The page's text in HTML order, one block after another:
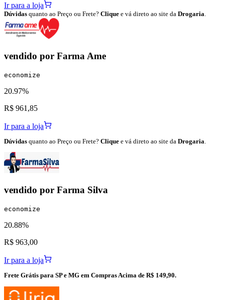
Ir para a loja
Dúvidas quanto ao Preço ou Frete? Clique e vá direto ao site da Drogaria.
vendido por Farma Ame
economize
20.97%
R$ 961,85
Ir para a loja
Dúvidas quanto ao Preço ou Frete? Clique e vá direto ao site da Drogaria.
vendido por Farma Silva
economize
20.88%
R$ 963,00
Ir para a loja
Frete Grátis para SP e MG em Compras Acima de R$ 149,90.